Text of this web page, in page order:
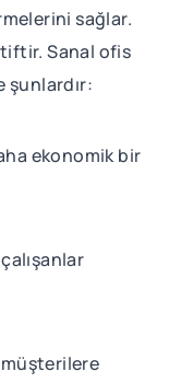
sağlar.
Sanal ofis
şunlardır:
ekonomik bir